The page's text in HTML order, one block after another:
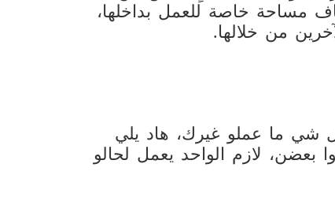
مساحة خاصة للعمل بداخلها،
من خلالها.
شي ما عملو غيرك، هاد يلي
بعضن، لازم الواحد يعمل لحالو